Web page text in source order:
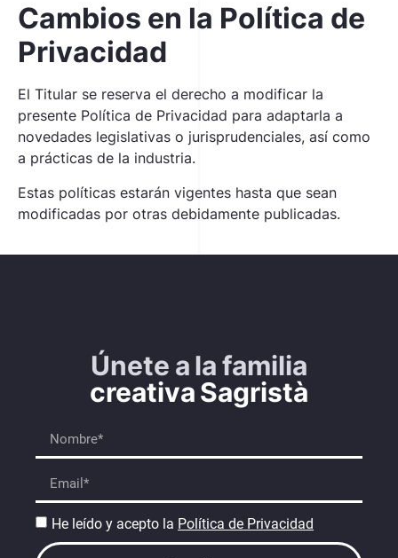
Cambios en la Política de
Privacidad
El Titular se reserva el derecho a modificar la
presente Política de Privacidad para adaptarla a
novedades legislativas o jurisprudenciales, así como
a prácticas de la industria.
Estas políticas estarán vigentes hasta que sean
modificadas por otras debidamente publicadas.
Únete a la familia
creativa Sagristà
He leído y acepto la Política de Privacidad